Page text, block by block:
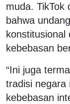
muda. TikTok
bahwa
kebebasan
“Ini juga
tradisi negara
kebebasan